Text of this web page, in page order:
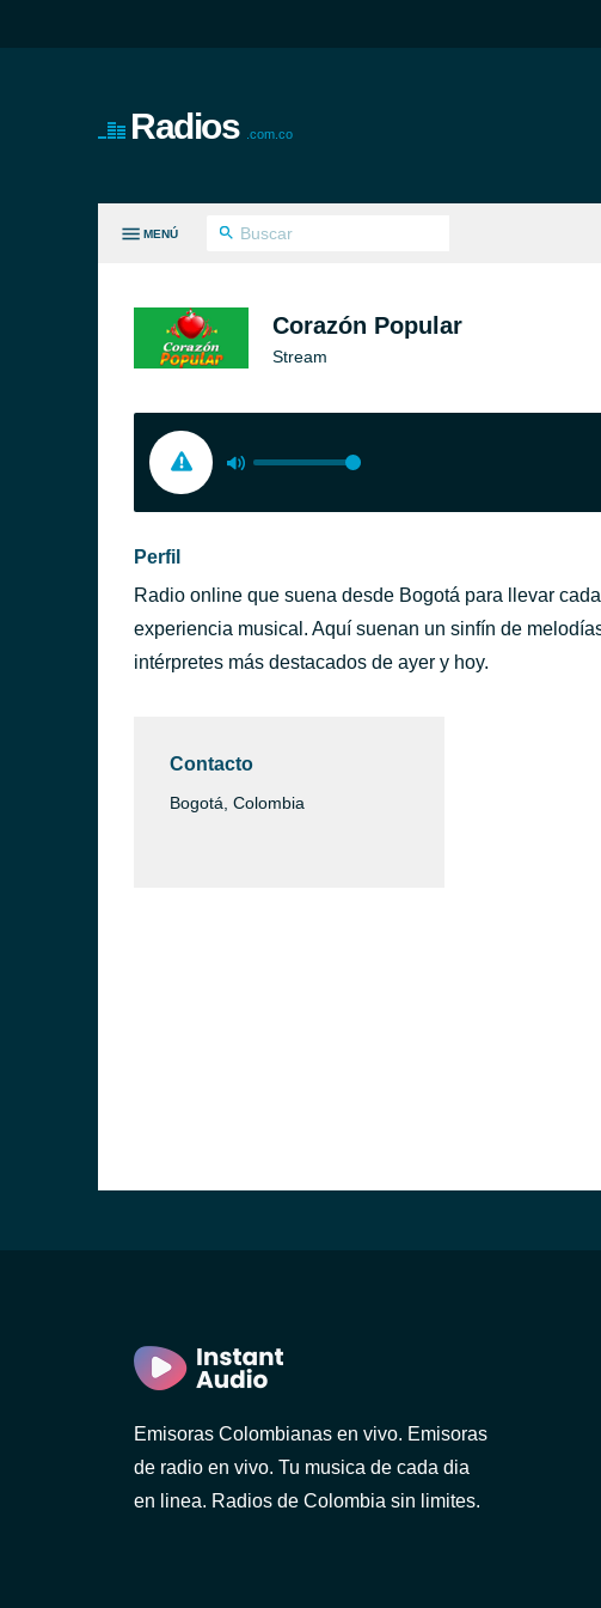
Radios .com.co
MENÚ
Corazón Popular
Stream
Perfil
Radio online que suena desde Bogotá para llevar
experiencia musical. Aquí suenan un sinfín de
intérpretes más destacados de ayer y hoy.
Contacto
Bogotá, Colombia
Emisoras Colombianas en vivo. Emisoras
de radio en vivo. Tu musica de cada dia
en linea. Radios de Colombia sin limites.